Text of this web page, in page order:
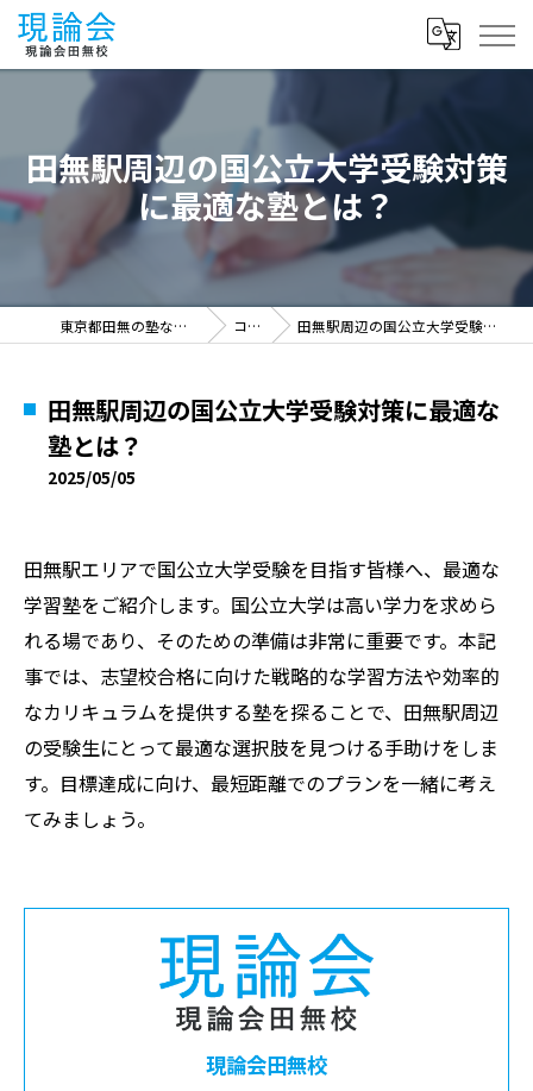
田無駅周辺の国公立大学受験対策
に最適な塾とは？
東京都田無の塾なら現論会田無校 コラム 田無駅周辺の国公立大学受験対策に最適な塾とは？
田無駅周辺の国公立大学受験対策に最適な
塾とは？
2025/05/05
田無駅エリアで国公立大学受験を目指す皆様へ、最適な
学習塾をご紹介します。国公立大学は高い学力を求めら
れる場であり、そのための準備は非常に重要です。本記
事では、志望校合格に向けた戦略的な学習方法や効率的
なカリキュラムを提供する塾を探ることで、田無駅周辺
の受験生にとって最適な選択肢を見つける手助けをしま
す。目標達成に向け、最短距離でのプランを一緒に考え
てみましょう。
現論会田無校